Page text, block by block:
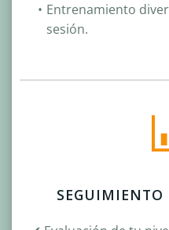
Entrenamiento
sesión.
SEGUIMIENTO